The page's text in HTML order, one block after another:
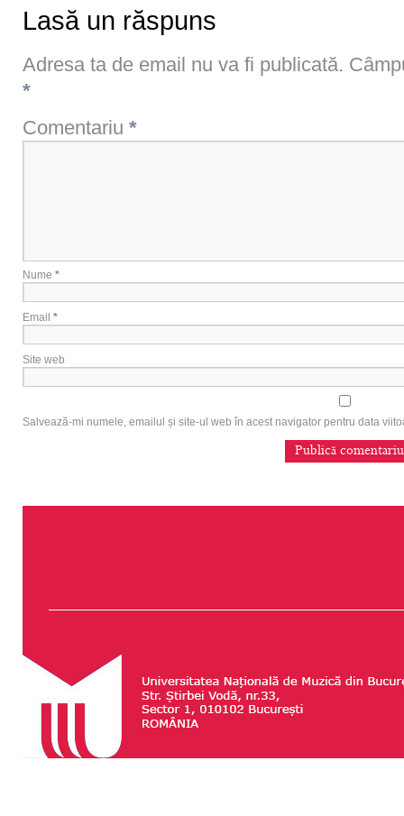
Lasă un răspuns
Adresa ta de email nu va fi publicată.
*
Comentariu *
Nume *
Email *
Site web
Salvează-mi numele, emailul și site-ul web în acest navigator pentru data